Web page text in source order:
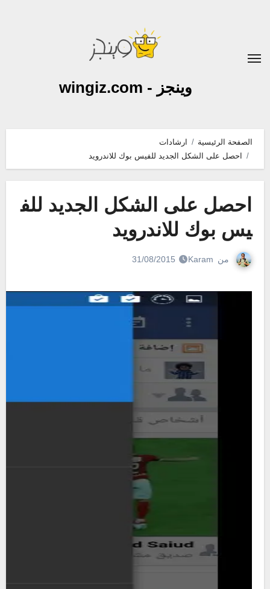
وينجز - wingiz.com
الصفحة الرئيسية
ارشادات
احصل على الشكل الجديد للفيس بوك للاندرويد
احصل على الشكل الجديد للف
يس بوك للاندرويد
من Karam
31/08/2015